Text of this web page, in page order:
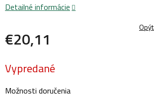
€20,11
cena:
Vypredané
Možnosti doručenia
Detailné informácie